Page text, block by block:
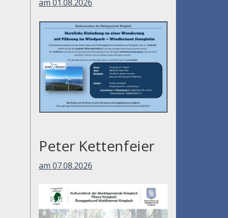
am 01.08.2026
Peter Kettenfeier
am 07.08.2026